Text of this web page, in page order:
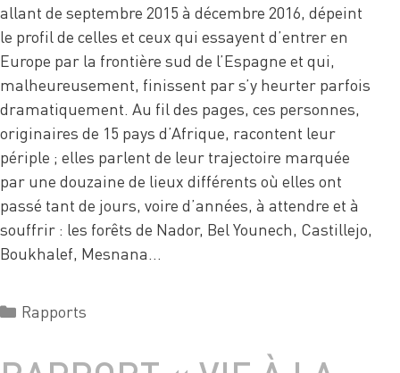
allant de septembre 2015 à décembre 2016, dépeint
le profil de celles et ceux qui essayent d’entrer en
Europe par la frontière sud de l’Espagne et qui,
malheureusement, finissent par s’y heurter parfois
dramatiquement. Au fil des pages, ces personnes,
originaires de 15 pays d’Afrique, racontent leur
périple ; elles parlent de leur trajectoire marquée
par une douzaine de lieux différents où elles ont
passé tant de jours, voire d’années, à attendre et à
souffrir : les forêts de Nador, Bel Younech, Castillejo,
Boukhalef, Mesnana…
Rapports